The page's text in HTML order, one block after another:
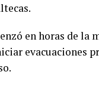
Además, ha
los
mundial, por lo
en horas de la
evacuaciones